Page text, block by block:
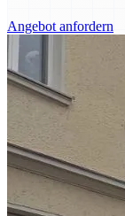
Angebot anfordern